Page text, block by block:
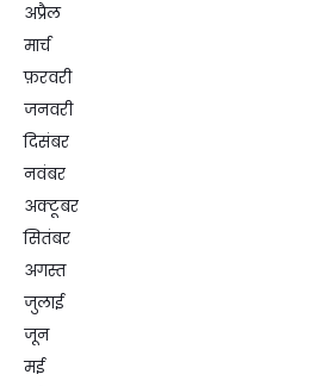
अप्रैल
मार्च
फ़रवरी
जनवरी
दिसंबर
नवंबर
अक्टूबर
सितंबर
अगस्त
जुलाई
जून
मई